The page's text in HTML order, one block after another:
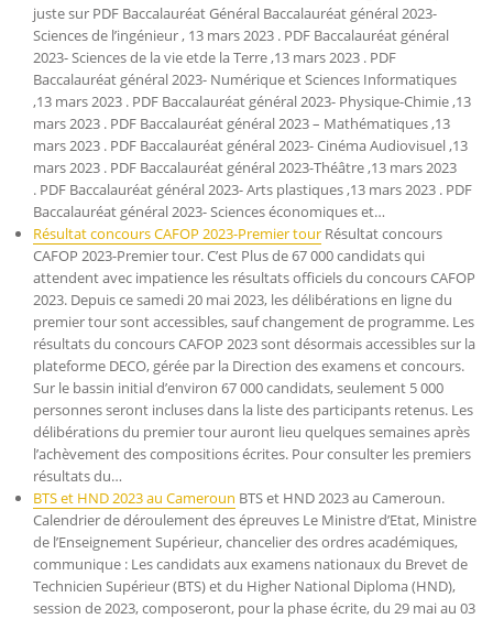
juste sur PDF Baccalauréat Général Baccalauréat général 2023-
Sciences de l’ingénieur , 13 mars 2023 . PDF Baccalauréat général
2023- Sciences de la vie etde la Terre ,13 mars 2023 . PDF
Baccalauréat général 2023- Numérique et Sciences Informatiques
,13 mars 2023 . PDF Baccalauréat général 2023- Physique-Chimie ,13
mars 2023 . PDF Baccalauréat général 2023 – Mathématiques ,13
mars 2023 . PDF Baccalauréat général 2023- Cinéma Audiovisuel ,13
mars 2023 . PDF Baccalauréat général 2023-Théâtre ,13 mars 2023
. PDF Baccalauréat général 2023- Arts plastiques ,13 mars 2023 . PDF
Baccalauréat général 2023- Sciences économiques et…
Résultat concours CAFOP 2023-Premier tour Résultat concours
CAFOP 2023-Premier tour. C’est Plus de 67 000 candidats qui
attendent avec impatience les résultats officiels du concours CAFOP
2023. Depuis ce samedi 20 mai 2023, les délibérations en ligne du
premier tour sont accessibles, sauf changement de programme. Les
résultats du concours CAFOP 2023 sont désormais accessibles sur la
plateforme DECO, gérée par la Direction des examens et concours.
Sur le bassin initial d’environ 67 000 candidats, seulement 5 000
personnes seront incluses dans la liste des participants retenus. Les
délibérations du premier tour auront lieu quelques semaines après
l’achèvement des compositions écrites. Pour consulter les premiers
résultats du…
BTS et HND 2023 au Cameroun BTS et HND 2023 au Cameroun.
Calendrier de déroulement des épreuves Le Ministre d’Etat, Ministre
de l’Enseignement Supérieur, chancelier des ordres académiques,
communique : Les candidats aux examens nationaux du Brevet de
Technicien Supérieur (BTS) et du Higher National Diploma (HND),
session de 2023, composeront, pour la phase écrite, du 29 mai au 03